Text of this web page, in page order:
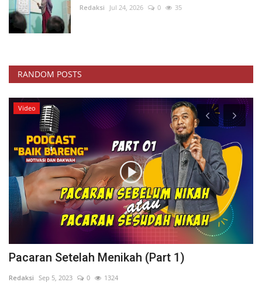
Redaksi Jul 24, 2026 0 35
RANDOM POSTS
Wisuda Akbar
Pesan Moral Prof. Nur Syam: Generasi
Penyelamat...